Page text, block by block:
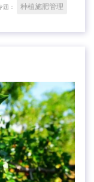
题： 种植施肥管理